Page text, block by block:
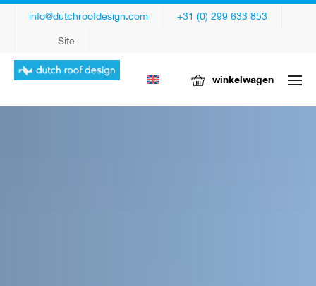
info@dutchroofdesign.com +31 (0) 299 633 853
Site
winkelwagen